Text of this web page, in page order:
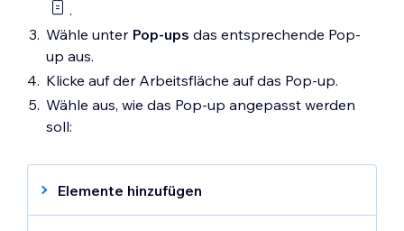
.
Wähle unter Pop-ups das entsprechende Pop-
up aus.
Klicke auf der Arbeitsfläche auf das Pop-up.
Wähle aus, wie das Pop-up angepasst werden
soll:
Elemente hinzufügen